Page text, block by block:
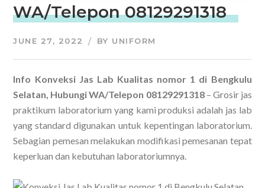
WA/Telepon 08129291318
JUNE 27, 2022 BY UNIFORM
Info Konveksi Jas Lab Kualitas nomor 1 di Bengkulu
Selatan, Hubungi WA/Telepon 08129291318– Grosir jas
praktikum laboratorium yang kami produksi adalah jas lab
yang standard digunakan untuk kepentingan laboratorium.
Sebagian pemesan melakukan modifikasi pemesanan tepat
keperluan dan kebutuhan laboratoriumnya.